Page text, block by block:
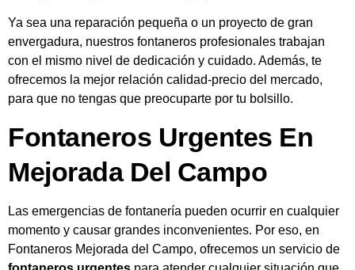
Ya sea una reparación pequeña o un proyecto de gran
envergadura, nuestros fontaneros profesionales trabajan
con el mismo nivel de dedicación y cuidado. Además, te
ofrecemos la mejor relación calidad-precio del mercado,
para que no tengas que preocuparte por tu bolsillo.
Fontaneros Urgentes En
Mejorada Del Campo
Las emergencias de fontanería pueden ocurrir en cualquier
momento y causar grandes inconvenientes. Por eso, en
Fontaneros Mejorada del Campo, ofrecemos un servicio de